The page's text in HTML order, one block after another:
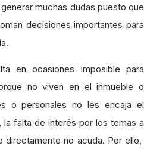
muchas dudas puesto que
decisiones importantes para
en ocasiones imposible para
no viven en el inmueble o
o personales no les encaja el
falta de interés por los temas a
directamente no acuda. Por ello,